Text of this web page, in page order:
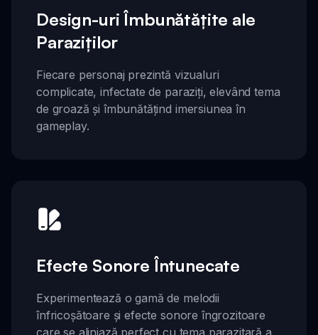
Design-uri Îmbunătățite ale
Paraziților
Fiecare personaj prezintă vizualuri
complicate, infectate de paraziți, elevând tema
de groază și îmbunătățind imersiunea în
gameplay.
Efecte Sonore Întunecate
Experimentează o gamă de melodii
înfricoșătoare și efecte sonore îngrozitoare